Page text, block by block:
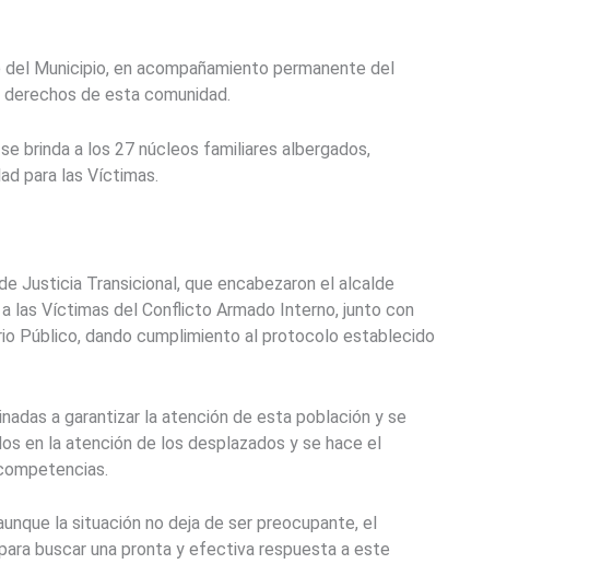
Municipio, en acompañamiento permanente del
de esta comunidad.
brinda a los 27 núcleos familiares albergados,
para las Víctimas.
Justicia Transicional, que encabezaron el alcalde
las Víctimas del Conflicto Armado Interno, junto con
Público, dando cumplimiento al protocolo establecido
a garantizar la atención de esta población y se
en la atención de los desplazados y se hace el
la situación no deja de ser preocupante, el
buscar una pronta y efectiva respuesta a este